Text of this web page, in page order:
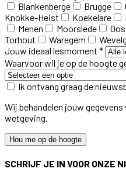
Blankenberge
Brugge
Knokke-Heist
Koekelare
Menen
Moorslede
Torhout
Waregem
Jouw ideaal lesmoment *
Waarvoor wil je op de hoogte
Ik ontvang graag de
Wij behandelen jouw
wetgeving.
Hou me op de hoogte
SCHRIJF JE IN VOOR ONZE